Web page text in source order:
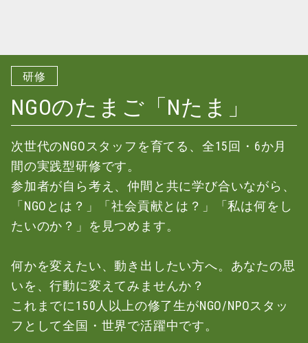
研修
NGOのたまご「Nたま」
次世代のNGOスタッフを育てる、全15回・6か月
間の実践型研修です。
参加者が自ら考え、仲間と共に学び合いながら、
「NGOとは？」「社会貢献とは？」「私は何をし
たいのか？」を見つめます。
何かを変えたい、動き出したい方へ。あなたの思
いを、行動に変えてみませんか？
これまでに150人以上の修了生がNGO/NPOスタッ
フとして全国・世界で活躍中です。